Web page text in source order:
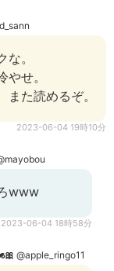
な。
やせ。
また読めるぞ。
2023-06-04 19時10分
www
2023-06-04 18時58分
@apple_ringo11